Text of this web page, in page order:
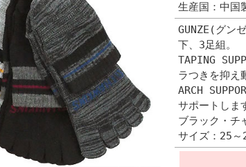
生産国：中国
GUNZE(グン
下、3足組。
TAPING
ラつきを抑え
ARCH
サポートしま
ブラック・チ
サイズ：25